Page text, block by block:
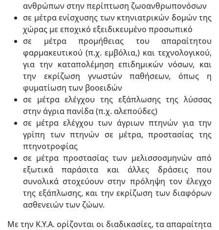
ανθρώπων στην περίπτωση ζωοανθρωπονόσων
σε μέτρα ενίσχυσης των κτηνιατρικών δομών της
χώρας με εποχικό εξειδικευμένο προσωπικό
σε μέτρα προμήθειας του απαραίτητου
φαρμακευτικού (π.χ. εμβόλια,) και τεχνολογικού,
για την καταπολέμηση επιδημικών νόσων, και
την εκρίζωση γνωστών παθήσεων, όπως η
φυματίωση των βοοειδών
σε μέτρα ελέγχου της εξάπλωσης της λύσσας
στην άγρια πανίδα (π.χ. αλεπούδες)
σε μέτρα ελέγχου των άγριων πτηνών για την
γρίπη των πτηνών σε μέτρα, προστασίας της
πτηνοτροφίας
σε μέτρα προστασίας των μελισσοσμηνών από
εξωτικά παράσιτα και άλλες δράσεις που
συνολικά στοχεύουν στην πρόληψη τον έλεγχο
της εξάπλωσης, και την εκρίζωση των διαφόρων
ασθενειών των ζώων.
Με την Κ.Υ.Α. ορίζονται οι διαδικασίες, τα απαραίτητα